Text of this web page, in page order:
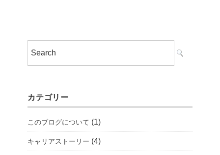
カテゴリー
このブログについて (1)
キャリアストーリー (4)